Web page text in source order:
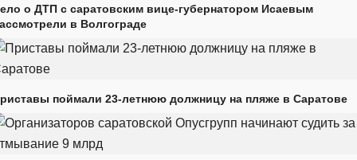
о ДТП с саратовским вице-губернатором Исаевым
в Волгограде
поймали 23-летнюю должницу на пляже в Саратове